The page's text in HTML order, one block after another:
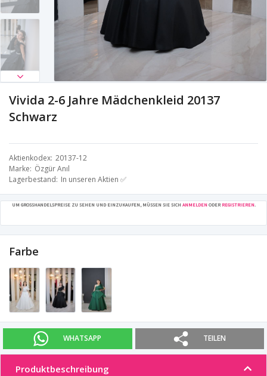
Vivida 2-6 Jahre Mädchenkleid 20137
Schwarz
Aktienkodex 20137-12
Marke Özgür Anıl
Lagerbestand In unseren Aktien ✅
UM GROSSHANDELSPREISE ZU SEHEN UND EINZUKAUFEN, MÜSSEN SIE SICH ANMELDENODER REGISTRIEREN.
Farbe
WHATSAPP TEILEN
Produktbeschreibung